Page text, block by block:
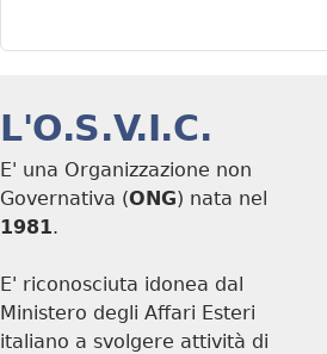
L'O.S.V.I.C.
E' una Organizzazione non
Governativa (ONG) nata nel
1981.
E' riconosciuta idonea dal
Ministero degli Affari Esteri
italiano a svolgere attività di